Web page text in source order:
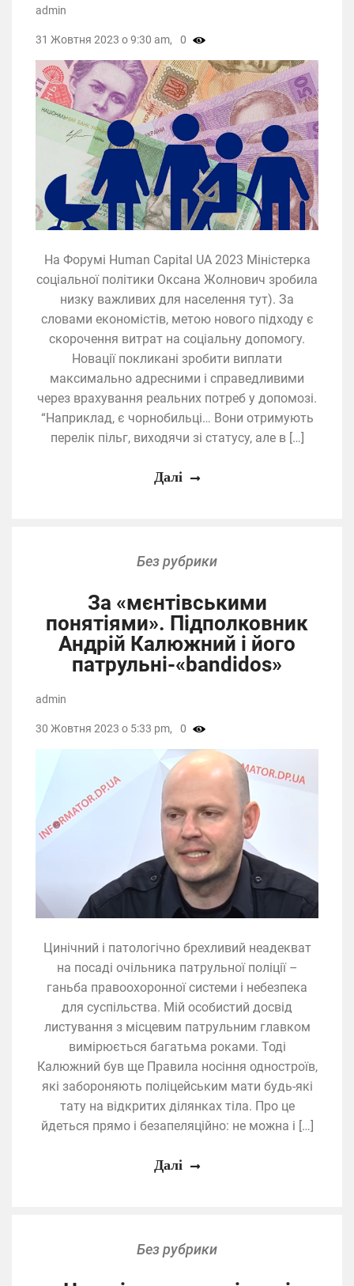
На Форумі Human Capital UA 2023 Міністерка
соціальної політики Оксана Жолнович зробила
низку важливих для населення тут). За
словами економістів, метою нового підходу є
скорочення витрат на соціальну допомогу.
Новації покликані зробити виплати
максимально адресними і справедливими
через врахування реальних потреб у допомозі.
“Наприклад, є чорнобильці… Вони отримують
перелік пільг, виходячи зі статусу, але в […]
admin
31 Жовтня 2023 о 9:30 am, 0
Далі
Без рубрики
За «мєнтівськими
понятіями». Підполковник
Андрій Калюжний і його
патрульні-«bandidos»
Цинічний і патологічно брехливий неадекват
на посаді очільника патрульної поліції –
ганьба правоохоронної системи і небезпека
для суспільства. Мій особистий досвід
листування з місцевим патрульним главком
вимірюється багатьма роками. Тоді
Калюжний був ще Правила носіння одностроїв,
які забороняють поліцейським мати будь-які
тату на відкритих ділянках тіла. Про це
йдеться прямо і безапеляційно: не можна і […]
admin
30 Жовтня 2023 о 5:33 pm, 0
Далі
Без рубрики